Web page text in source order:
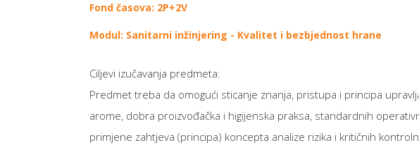
Fond časova: 2P+2V
Modul: Sanitarni inžinjering - Kvalitet i bezbjednost hrane
Ciljevi izučavanja predmeta:
Predmet treba da omogući sticanje znanja, pristupa i principa
arome, dobra proizvođačka i higijenska praksa, standardnih
primjene zahtjeva (principa) koncepta analize rizika i kritičnih